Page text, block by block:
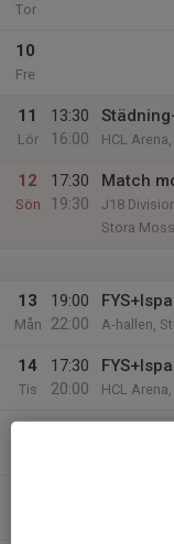
Tor
10
Fre
11
Lör
13:30
16:00
HCL
12
Sön
17:30
19:30
Match
J18
Stora
13
Mån
19:00
22:00
A-hallen,
14
Tis
17:30
20:00
HCL
HCL